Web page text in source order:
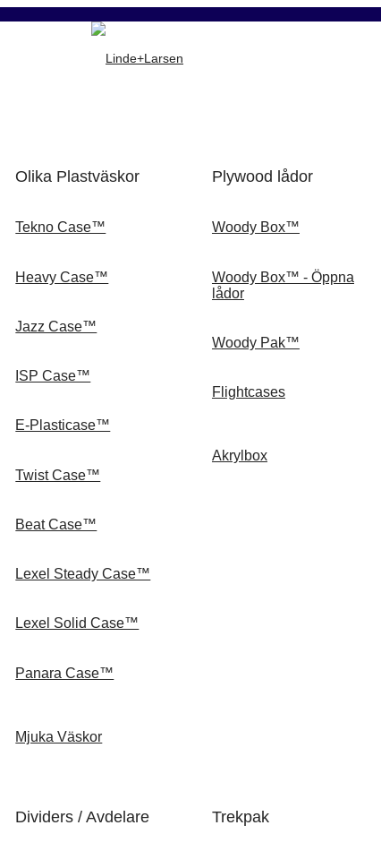
Olika Plastväskor
Tekno Case™
Heavy Case™
Jazz Case™
ISP Case™
E-Plasticase™
Twist Case™
Beat Case™
Lexel Steady Case™
Lexel Solid Case™
Panara Case™
Mjuka Väskor
Plywood lådor
Woody Box™
Woody Box™ - Öppna
lådor
Woody Pak™
Flightcases
Akrylbox
Dividers / Avdelare Trekpak